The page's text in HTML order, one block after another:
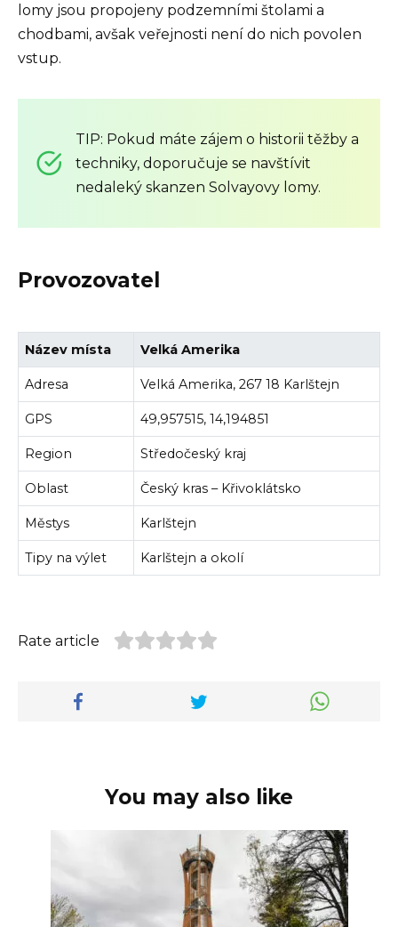
lomy jsou propojeny podzemními štolami a
chodbami, avšak veřejnosti není do nich povolen
vstup.
TIP: Pokud máte zájem o historii těžby a
techniky, doporučuje se navštívit
nedaleký skanzen Solvayovy lomy.
Provozovatel
Název místa Velká Amerika
Adresa Velká Amerika, 267 18 Karlštejn
GPS 49,957515, 14,194851
Region Středočeský kraj
Oblast Český kras – Křivoklátsko
Městys Karlštejn
Tipy na výlet Karlštejn a okolí
Rate article
You may also like